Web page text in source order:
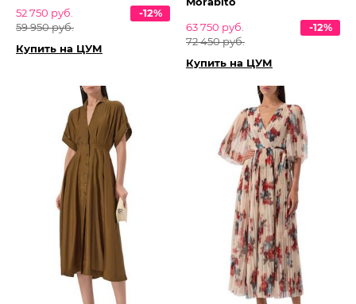
52 750 руб.
59 950 руб.
-12%
Купить на ЦУМ
63 750 руб.
72 450 руб.
-12%
Купить на ЦУМ